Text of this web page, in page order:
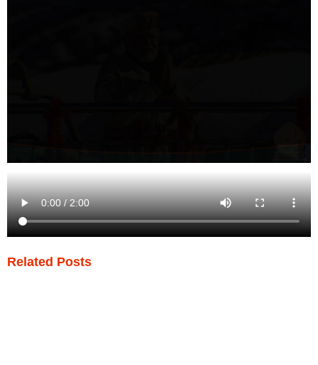
Related Posts